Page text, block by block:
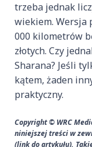
trzeba jednak
wiekiem. Wersja
000 kilometrów
złotych. Czy
Sharana? Jeśli
kątem, żaden
praktyczny.
Copyright © WRC
niniejszej treści w
(link do artykułu).